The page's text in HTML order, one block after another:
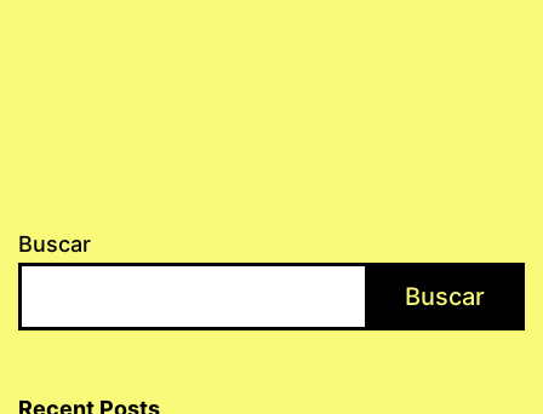
Buscar
Buscar
Recent Posts